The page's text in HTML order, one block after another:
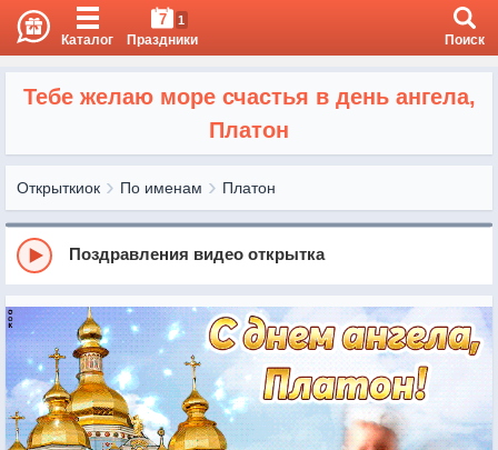
Каталог
7 1
Праздники Поиск
Тебе желаю море счастья в день ангела,
Платон
Открыткиок По именам Платон
Поздравления видео открытка